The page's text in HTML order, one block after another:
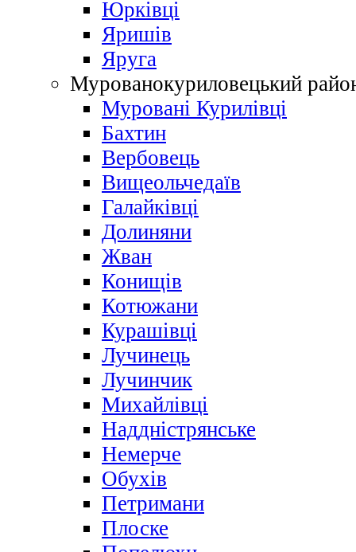
Юрківці
Яришів
Яруга
Мурованокуриловецький
Муровані Курилівці
Бахтин
Вербовець
Вищеольчедаїв
Галайківці
Долиняни
Жван
Конищів
Котюжани
Курашівці
Лучинець
Лучинчик
Михайлівці
Наддністрянське
Немерче
Обухів
Петримани
Плоске